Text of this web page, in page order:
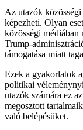
Az utazók
képezheti. Olyan
közösségi
Trump-
támogatása miatt
Ezek a gyakorlatok
politikai
utazók számára ez
megosztott
való belépésüket.